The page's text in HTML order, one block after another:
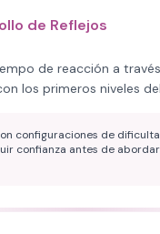
de Reflejos
de reacción a
los primeros niveles
configuraciones de
confianza antes de